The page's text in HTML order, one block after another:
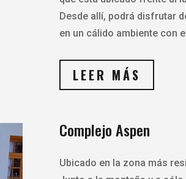
Desde allí, podrá disfrutar
en un cálido ambiente con
LEER MÁS
Complejo Aspen
Ubicado en la zona más